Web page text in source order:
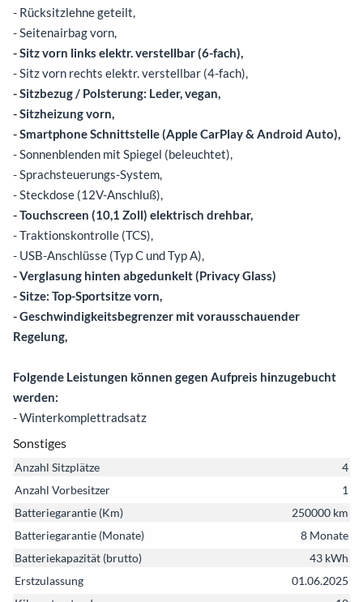
- Rücksitzlehne geteilt,
- Seitenairbag vorn,
- Sitz vorn links elektr. verstellbar (6-fach),
- Sitz vorn rechts elektr. verstellbar (4-fach),
- Sitzbezug / Polsterung: Leder, vegan,
- Sitzheizung vorn,
- Smartphone Schnittstelle (Apple CarPlay & Android Auto),
- Sonnenblenden mit Spiegel (beleuchtet),
- Sprachsteuerungs-System,
- Steckdose (12V-Anschluß),
- Touchscreen (10,1 Zoll) elektrisch drehbar,
- Traktionskontrolle (TCS),
- USB-Anschlüsse (Typ C und Typ A),
- Verglasung hinten abgedunkelt (Privacy Glass)
- Sitze: Top-Sportsitze vorn,
- Geschwindigkeitsbegrenzer mit vorausschauender
Regelung,
Folgende Leistungen können gegen Aufpreis hinzugebucht
werden:
- Winterkomplettradsatz
Sonstiges
Anzahl Sitzplätze
4
Anzahl Vorbesitzer
1
Batteriegarantie (Km)
250000 km
Batteriegarantie (Monate)
8 Monate
Batteriekapazität (brutto)
43 kWh
Erstzulassung
01.06.2025